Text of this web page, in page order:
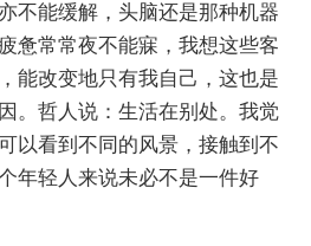
不能缓解，头脑还是那种机器
惫常常夜不能寐，我想这些客
能改变地只有我自己，这也是
。哲人说：生活在别处。我觉
以看到不同的风景，接触到不
年轻人来说未必不是一件好